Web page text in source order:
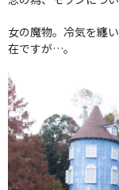
女の魔物。冷気を纏
在ですが…。